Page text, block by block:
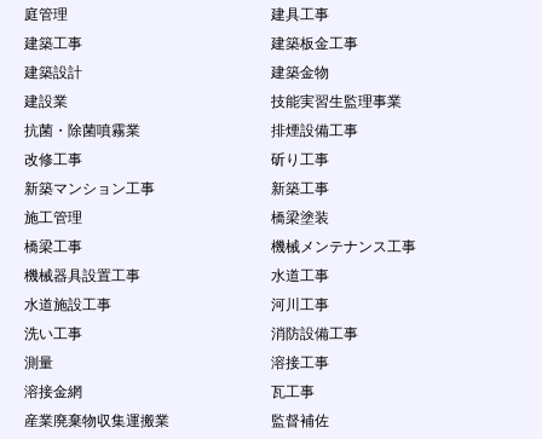
会員の本サービスの利用にあたって、当社は以下の
行為を禁止します。会員がこれらの禁止行為を行っ
た場合、会員に通知することなく、当社は該当する
内容のデータを削除することができ、また、禁止行
とができるものとします。ただし、当社は、当該デ
ータ等を掲載停止又は削除する義務を負うものでは
なく、データの削除及び利用制限等の処分につきま
しては当社の説明の義務を負わないものとします。
（２）
法律・規則・条例等の制定法に反する行為
（３）
第三者の個人情報を公開する行為
（４）
公序良俗に反する行為やコンテンツ閲覧者に
（５）
会員以外の自然人・法人・団体・組織等の第
（６）
虚偽の情報をコンテンツに掲載し、コンテン
ツ閲覧者を欺く行為
庭管理
建具工事
建築工事
建築板金工事
建築設計
建築金物
建設業
技能実習生監理事業
抗菌・除菌噴霧業
排煙設備工事
改修工事
斫り工事
新築マンション工事
新築工事
施工管理
橋梁塗装
橋梁工事
機械メンテナンス工事
機械器具設置工事
水道工事
水道施設工事
河川工事
洗い工事
消防設備工事
測量
溶接工事
溶接金網
瓦工事
産業廃棄物収集運搬業
監督補佐